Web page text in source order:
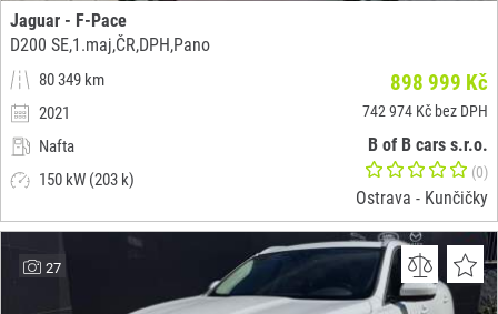
Jaguar - F-Pace
D200 SE,1.maj,ČR,DPH,Pano
80 349 km
2021
Nafta
150 kW (203 k)
898 999 Kč
742 974 Kč bez DPH
B of B cars s.r.o.
(0)
Ostrava - Kunčičky
27